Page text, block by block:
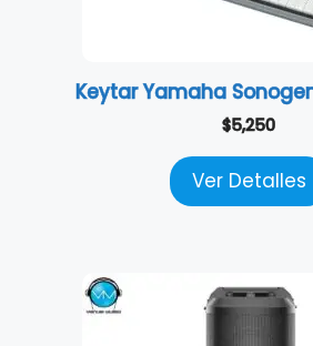
Keytar Yamaha
$5,250
Ver Detalles